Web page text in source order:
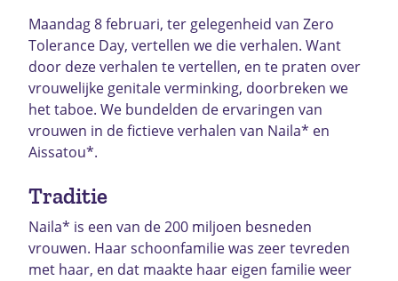
Maandag 8 februari, ter gelegenheid van Zero
Tolerance Day, vertellen we die verhalen. Want
door deze verhalen te vertellen, en te praten over
vrouwelijke genitale verminking, doorbreken we
het taboe. We bundelden de ervaringen van
vrouwen in de fictieve verhalen van Naila* en
Aissatou*.
Traditie
Naila* is een van de 200 miljoen besneden
vrouwen. Haar schoonfamilie was zeer tevreden
met haar, en dat maakte haar eigen familie weer